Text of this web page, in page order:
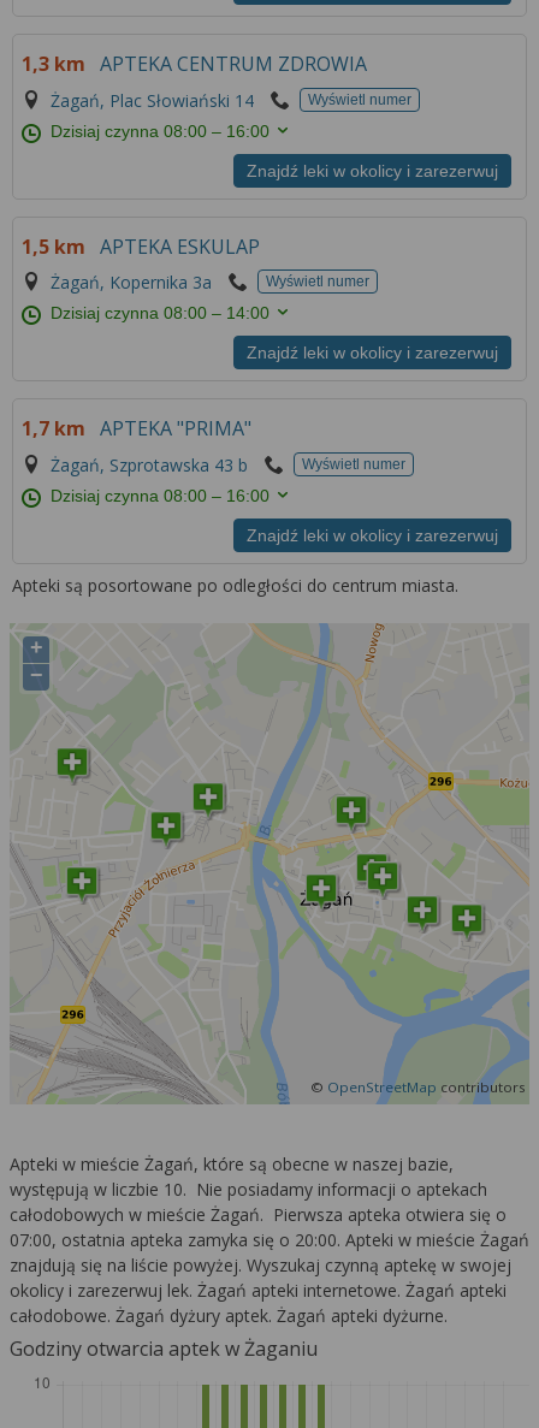
1,3 km APTEKA CENTRUM ZDROWIA
Żagań, Plac Słowiański 14 Wyświetl numer
Dzisiaj czynna08:00 – 16:00
Znajdź leki w okolicy i zarezerwuj
1,5 km APTEKA ESKULAP
Żagań, Kopernika 3a Wyświetl numer
Dzisiaj czynna08:00 – 14:00
Znajdź leki w okolicy i zarezerwuj
1,7 km APTEKA "PRIMA"
Żagań, Szprotawska 43 b Wyświetl numer
Dzisiaj czynna08:00 – 16:00
Znajdź leki w okolicy i zarezerwuj
Apteki są posortowane po odległości do centrum miasta.
+
−
© OpenStreetMap contributors
Apteki w mieście Żagań, które są obecne w naszej bazie,
występują w liczbie 10. Nie posiadamy informacji o aptekach
całodobowych w mieście Żagań. Pierwsza apteka otwiera się o
07:00, ostatnia apteka zamyka się o 20:00. Apteki w mieście Żagań
znajdują się na liście powyżej. Wyszukaj czynną aptekę w swojej
okolicy i zarezerwuj lek. Żagań apteki internetowe. Żagań apteki
całodobowe. Żagań dyżury aptek. Żagań apteki dyżurne.
Godziny otwarcia aptek w Żaganiu